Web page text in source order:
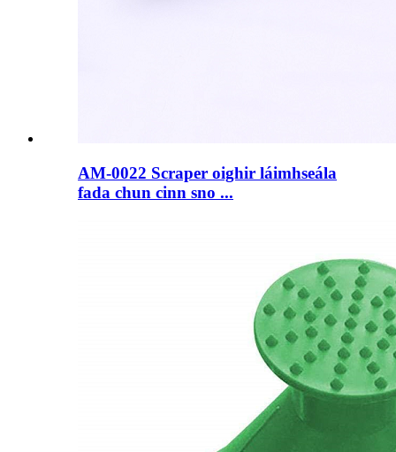
AM-0022 Scraper oighir láimhseála
fada chun cinn sno ...